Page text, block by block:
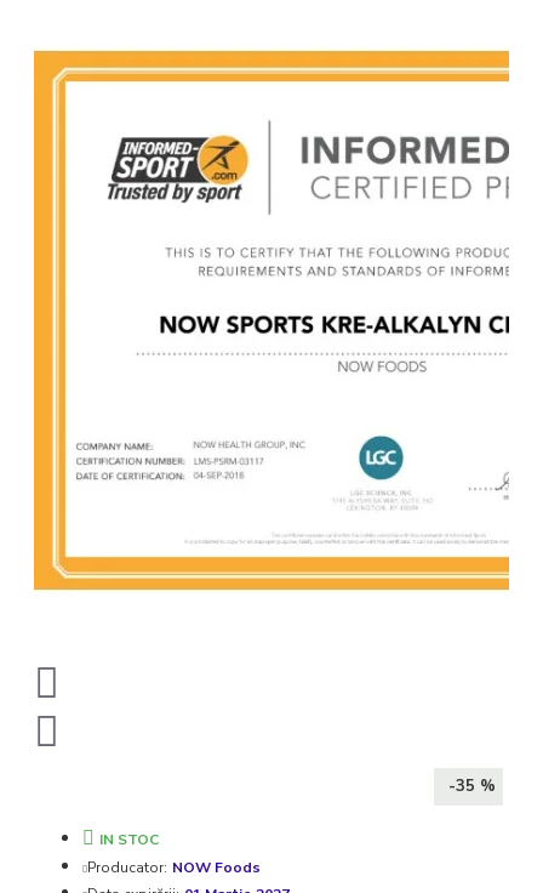
-35 %
IN STOC
Producator: NOW Foods